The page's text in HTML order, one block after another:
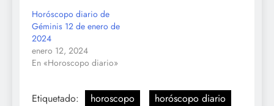
Horóscopo diario de
Géminis 12 de enero de
2024
enero 12, 2024
En «Horoscopo diario»
Etiquetado: horoscopo
horóscopo diario